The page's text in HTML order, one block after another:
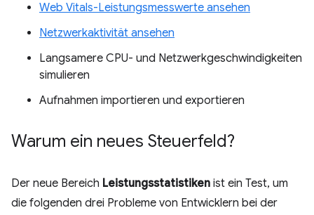
Web Vitals-Leistungsmesswerte ansehen
Netzwerkaktivität ansehen
Langsamere CPU- und Netzwerkgeschwindigkeiten
simulieren
Aufnahmen importieren und exportieren
Warum ein neues Steuerfeld?
Der neue Bereich Leistungsstatistiken ist ein Test, um
die folgenden drei Probleme von Entwicklern bei der